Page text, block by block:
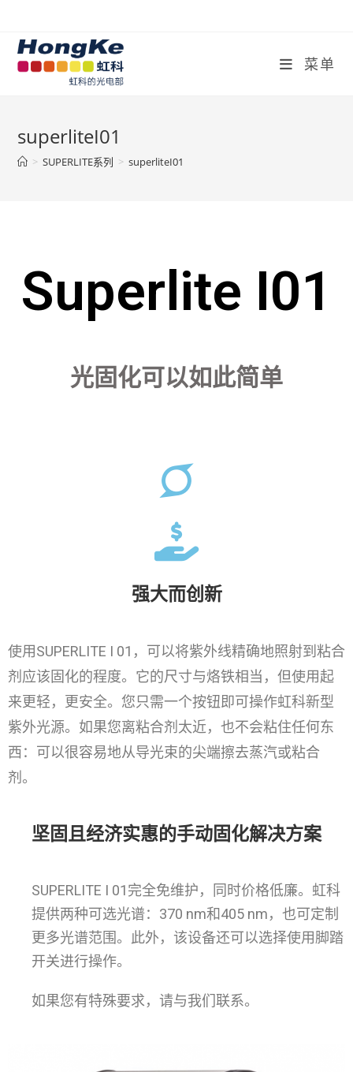
菜单
superliteI01
> SUPERLITE系列 > superliteI01
Superlite I01
光固化可以如此简单
强大而创新
使用SUPERLITE I 01，可以将紫外线精确地照射到粘合
剂应该固化的程度。它的尺寸与烙铁相当，但使用起
来更轻，更安全。您只需一个按钮即可操作虹科新型
紫外光源。如果您离粘合剂太近，也不会粘住任何东
西：可以很容易地从导光束的尖端擦去蒸汽或粘合
剂。
坚固且经济实惠的手动固化解决方案
SUPERLITE I 01完全免维护，同时价格低廉。虹科
提供两种可选光谱：370 nm和405 nm，也可定制
更多光谱范围。此外，该设备还可以选择使用脚踏
开关进行操作。
如果您有特殊要求，请与我们联系。